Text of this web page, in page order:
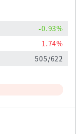
-0.93%
1.74%
505/622